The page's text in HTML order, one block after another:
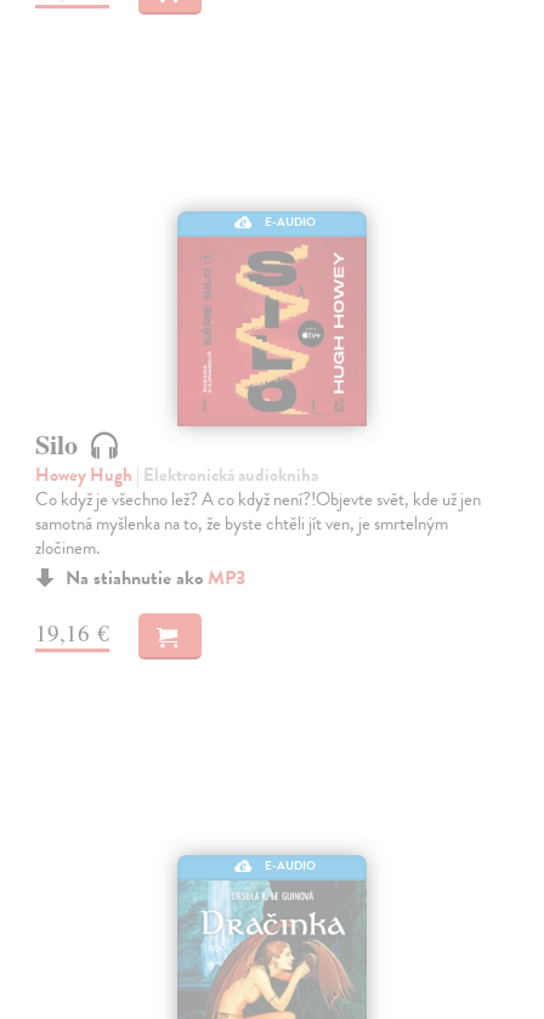
E-AUDIO
Silo
Howey Hugh | Elektronická audiokniha
Co když je všechno lež? A co když není?!Objevte svět, kde už jen
samotná myšlenka na to, že byste chtěli jít ven, je smrtelným
zločinem.
Na stiahnutie ako MP3
19,16 €
E-AUDIO